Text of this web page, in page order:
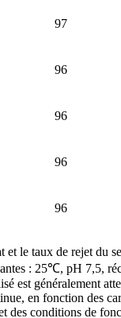
97
96
96
96
96
et le taux de rejet du
: 25℃, pH 7,5,
est généralement
en fonction des
des conditions de